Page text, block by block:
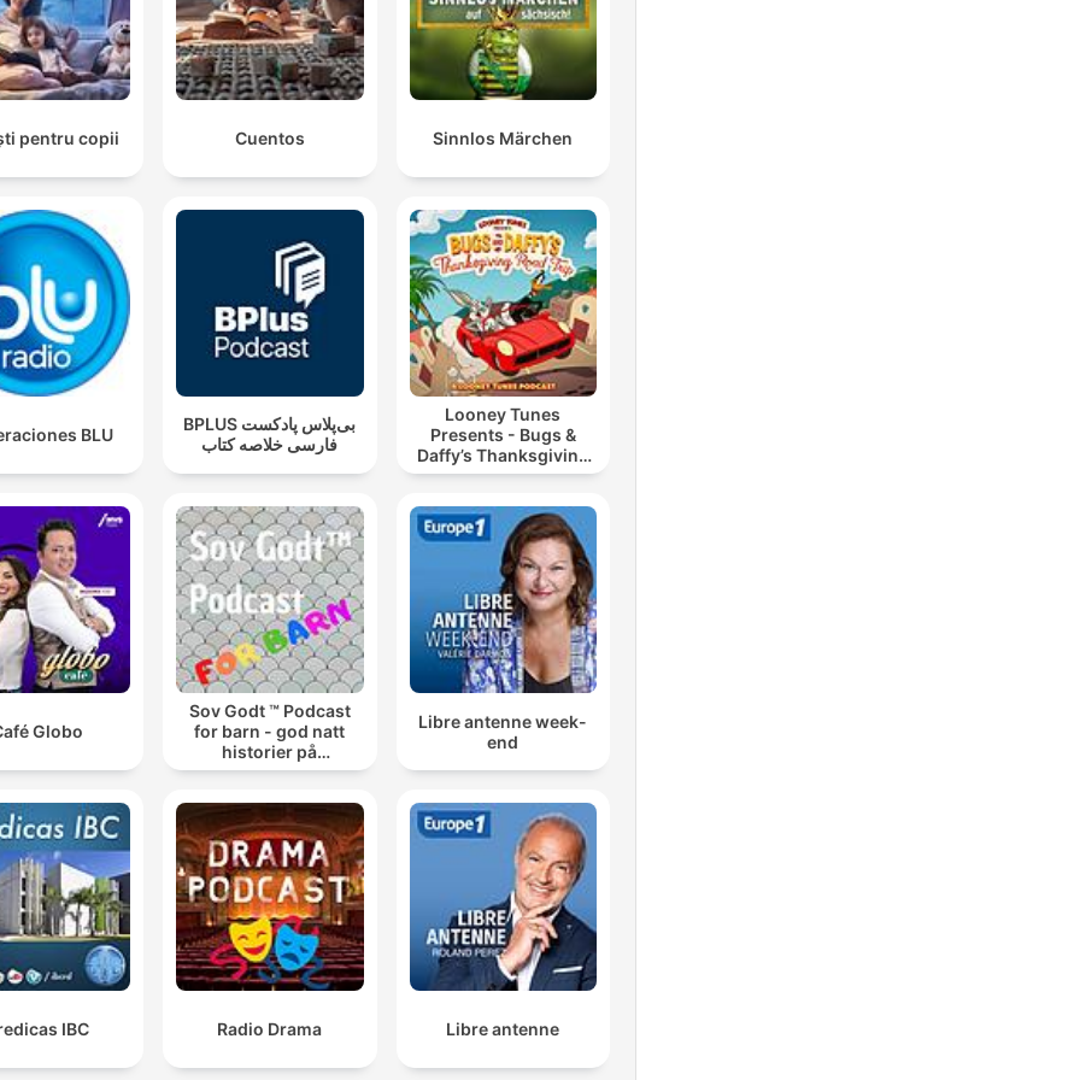
pentru copii Cuentos Sinnlos Märchen
BLU
‌BPLUS بی‌پلاس پادکست
فارسی خلاصه کتاب
Looney Tunes
Presents - Bugs &
Daffy’s Thanksgiving
Road Trip
Globo
Sov Godt ™ Podcast
for barn - god natt
historier på
sengekanten
Libre antenne week-
end
IBC Radio Drama Libre antenne